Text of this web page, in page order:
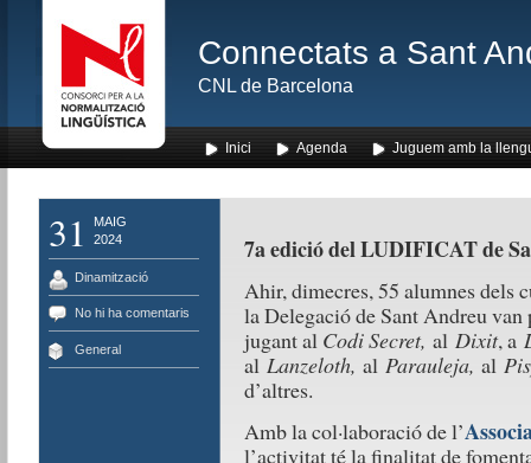
Connectats a Sant
CNL de Barcelona
Inici Agenda Juguem amb la
31
MAIG
2024
Dinamització
No hi ha comentaris
General
7a edició del LUDIFICAT de
Ahir, dimecres, 55 alumnes dels
la Delegació de Sant Andreu
jugant al Codi Secret, al Dixit, a
alLanzeloth, alParauleja, al
d’altres.
Amb la col·laboració de l’
l’activitat té la finalitat de